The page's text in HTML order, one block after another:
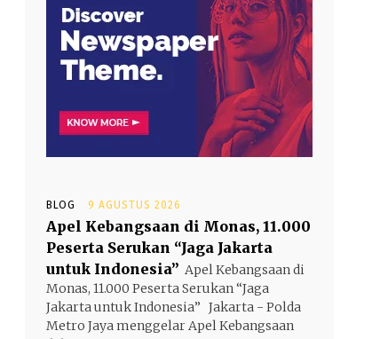
BLOG 9 AGUSTUS 2026
Apel Kebangsaan di Monas, 11.000
Peserta Serukan “Jaga Jakarta
untuk Indonesia” Apel Kebangsaan di
Monas, 11.000 Peserta Serukan “Jaga
Jakarta untuk Indonesia” Jakarta - Polda
Metro Jaya menggelar Apel Kebangsaan